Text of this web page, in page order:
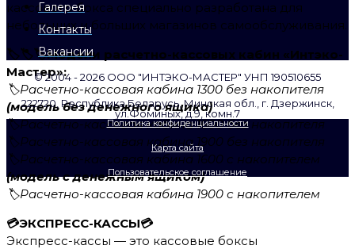
кассового бокса специально разработана для
небольших и больших магазинов самообслуживания.
🏷🏷🏷Модели расчетно-кассовых кабин «Интэко-
Мастер»:
🏷Расчетно-кассовая кабина 1300 без накопителя
(модель без денежного ящика)
🏷Расчетно-кассовая кабина 1600 без накопителя
🏷Расчетно-кассовая кабина 1900 без накопителя
🏷Расчетно-кассовая кабина 1600 с накопителем
(модель с денежным ящиком)
🏷Расчетно-кассовая кабина 1900 с накопителем
💳ЭКСПРЕСС-КАССЫ💳
Экспресс-кассы — это кассовые боксы
Галерея
Контакты
Вакансии
©️ 2004 - 2026 ООО "ИНТЭКО-МАСТЕР"​ УНП 190510655
222720, Республика Беларусь, Минская обл., г. Дзержинск,
ул.Фоминых, д.9, комн.7
Политика конфиденциальности
Карта сайта
Пользовательское соглашение